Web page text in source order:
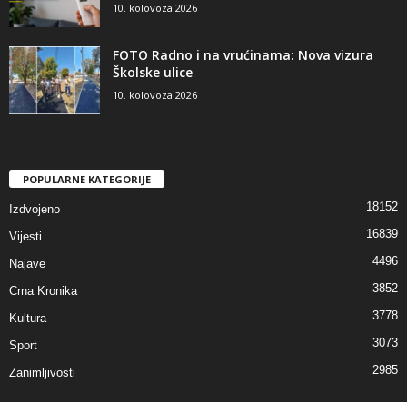
10. kolovoza 2026
FOTO Radno i na vrućinama: Nova vizura
Školske ulice
10. kolovoza 2026
POPULARNE KATEGORIJE
Izdvojeno 18152
Vijesti 16839
Najave 4496
Crna Kronika 3852
Kultura 3778
Sport 3073
Zanimljivosti 2985